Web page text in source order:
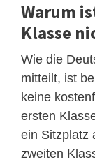
Warum
Klasse
Wie die
mitteilt, ist
keine
ersten
ein Sitzplatz
zweiten